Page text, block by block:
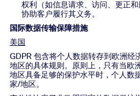
权利（如信息请求、访问、更正
协助客户履行其义务。
国际数据传输保障措施
美国
GDPR 包含将个人数据转存到欧洲经
地区的具体规则。原则上，只有当欧
地区具备足够的保护水平时，个人数
家/地区。